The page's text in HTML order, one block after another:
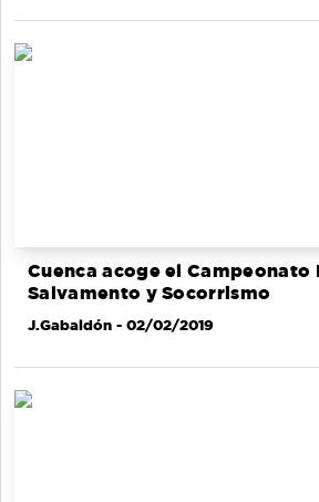
Cuenca acoge el Campeonato
Salvamento y Socorrismo
J.Gabaldón - 02/02/2019